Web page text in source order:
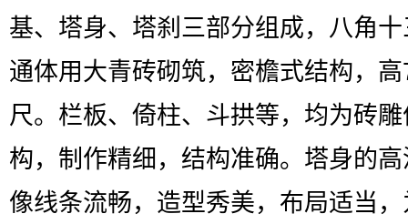
基、塔身、塔刹三部分组成，八角
通体用大青砖砌筑，密檐式结构，
尺。栏板、倚柱、斗拱等，均为砖
构，制作精细，结构准确。塔身的
像线条流畅，造型秀美，布局适当